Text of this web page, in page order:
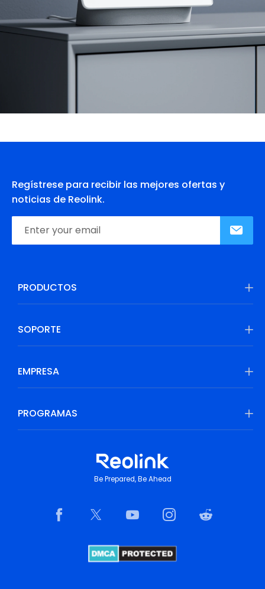
Regístrese para recibir las mejores ofertas y
noticias de Reolink.
PRODUCTOS
SOPORTE
EMPRESA
PROGRAMAS
Be Prepared, Be Ahead